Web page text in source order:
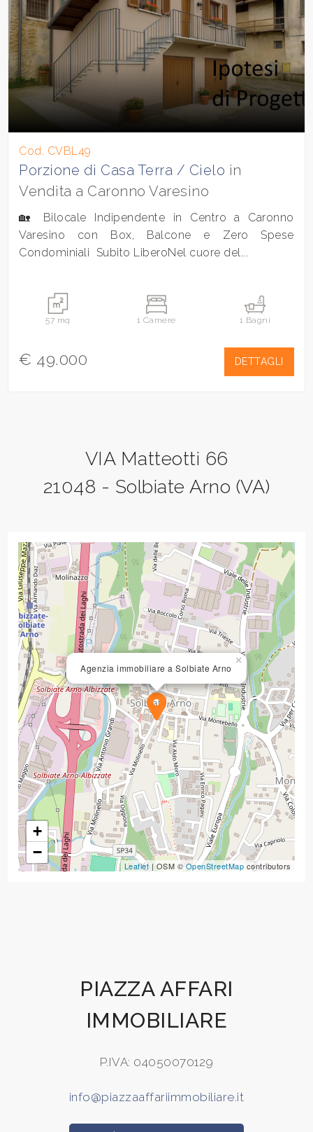
Cod. CVBL49
Porzione di Casa Terra / Cielo in
Vendita a Caronno Varesino
🏡 Bilocale Indipendente in Centro a Caronno
Varesino con Box, Balcone e Zero Spese
Condominiali  Subito LiberoNel cuore del...
57 mq 1 Camere 1 Bagni
€ 49.000 DETTAGLI
VIA Matteotti 66
21048 - Solbiate Arno (VA)
Agenzia immobiliare a Solbiate Arno
×
+
−
Leaflet| OSM ©OpenStreetMap contributors
PIAZZA AFFARI
IMMOBILIARE
P.IVA: 04050070129
info@piazzaaffariimmobiliare.it